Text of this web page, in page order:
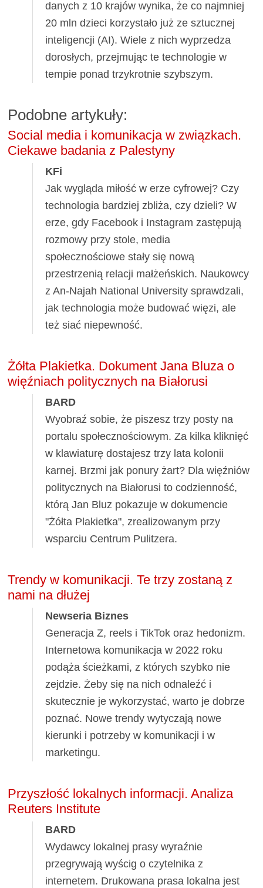
danych z 10 krajów wynika, że co najmniej
20 mln dzieci korzystało już ze sztucznej
inteligencji (AI). Wiele z nich wyprzedza
dorosłych, przejmując te technologie w
tempie ponad trzykrotnie szybszym.
Podobne artykuły:
Social media i komunikacja w związkach.
Ciekawe badania z Palestyny
KFi
Jak wygląda miłość w erze cyfrowej? Czy
technologia bardziej zbliża, czy dzieli? W
erze, gdy Facebook i Instagram zastępują
rozmowy przy stole, media
społecznościowe stały się nową
przestrzenią relacji małżeńskich. Naukowcy
z An-Najah National University sprawdzali,
jak technologia może budować więzi, ale
też siać niepewność.
Żółta Plakietka. Dokument Jana Bluza o
więźniach politycznych na Białorusi
BARD
Wyobraź sobie, że piszesz trzy posty na
portalu społecznościowym. Za kilka kliknięć
w klawiaturę dostajesz trzy lata kolonii
karnej. Brzmi jak ponury żart? Dla więźniów
politycznych na Białorusi to codzienność,
którą Jan Bluz pokazuje w dokumencie
"Żółta Plakietka", zrealizowanym przy
wsparciu Centrum Pulitzera.
Trendy w komunikacji. Te trzy zostaną z
nami na dłużej
Newseria Biznes
Generacja Z, reels i TikTok oraz hedonizm.
Internetowa komunikacja w 2022 roku
podąża ścieżkami, z których szybko nie
zejdzie. Żeby się na nich odnaleźć i
skutecznie je wykorzystać, warto je dobrze
poznać. Nowe trendy wytyczają nowe
kierunki i potrzeby w komunikacji i w
marketingu.
Przyszłość lokalnych informacji. Analiza
Reuters Institute
BARD
Wydawcy lokalnej prasy wyraźnie
przegrywają wyścig o czytelnika z
internetem. Drukowana prasa lokalna jest